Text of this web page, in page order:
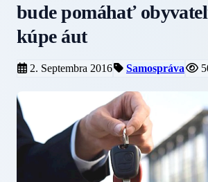
bude pomáhať
kúpe áut
2. Septembra 2016 Samospráva